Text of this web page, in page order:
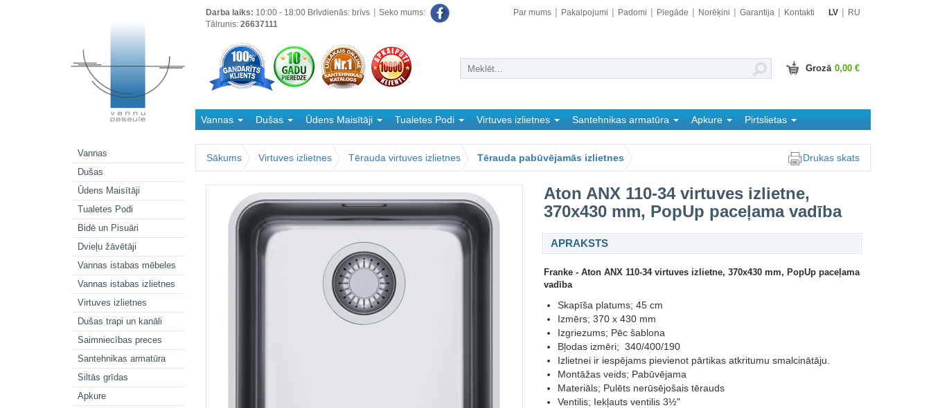
Vannas
Dušas
Ūdens Maisītāji
Tualetes Podi
Bidē un Pisuāri
Dvieļu žāvētāji
Vannas istabas mēbeles
Vannas istabas izlietnes
Virtuves izlietnes
Dušas trapi un kanāli
Saimniecības preces
Santehnikas armatūra
Siltās grīdas
Apkure
Darba laiks: 10:00 - 18:00 Brīvdienās: brīvs
Tālrunis: 26637111
Seko mums: Par mums Pakalpojumi Padomi Piegāde Norēķini Garantija Kontakti LV RU
Grozā 0,00 €
Vannas Dušas Ūdens Maisītāji Tualetes Podi Virtuves izlietnes Santehnikas armatūra Apkure
Pirtslietas
Sākums
Virtuves izlietnes Tērauda virtuves izlietnes Tērauda pabūvējamās izlietnes Drukas skats
Aton ANX 110-34 virtuves izlietne,
370x430 mm, PopUp paceļama vadība
APRAKSTS
Franke - Aton ANX 110-34 virtuves izlietne, 370x430 mm, PopUp paceļama
vadība
Skapīša platums; 45 cm
Izmērs; 370 x 430 mm
Izgriezums; Pēc šablona
Bļodas izmēri; 340/400/190
Izlietnei ir iespējams pievienot pārtikas atkritumu smalcinātāju.
Montāžas veids; Pabūvējama
Materiāls; Pulēts nerūsējošais tērauds
Ventilis; Iekļauts ventilis 3½"